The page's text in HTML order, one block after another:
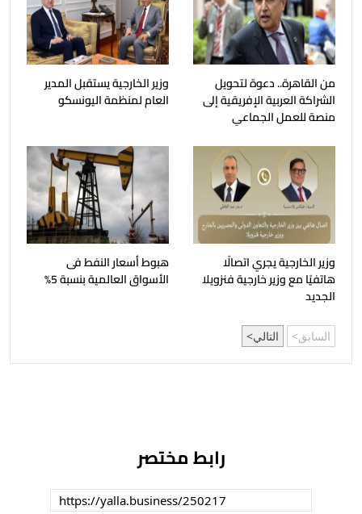
من القاهرة.. دعوة لتحويل
الشراكة العربية الإفريقية إلى
منصة للعمل الجماعي
وزير الخارجية يستقبل المدير
العام لمنظمة اليونسكو
وزير الخارجية يجري اتصالًا
هاتفيًا مع وزير خارجية فنزويلا
الجديد
هبوط أسعار النفط فى
الأسواق العالمية بنسبة 5%
السابق التالي
رابط مختصر